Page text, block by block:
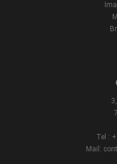
Tel :
Mail: